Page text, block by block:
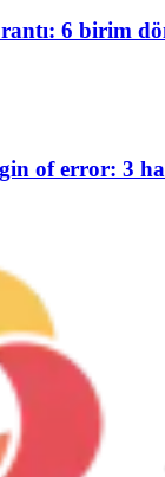
6 birim
of error: 3